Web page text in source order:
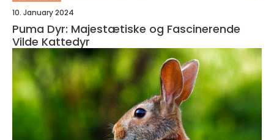
10. January 2024
Puma Dyr: Majestætiske og Fascinerende
Vilde Kattedyr